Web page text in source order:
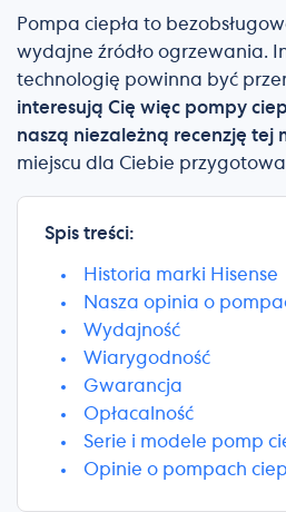
Pompa ciepła to
wydajne źródło ogrzewania.
technologię powinna być
interesują Cię więc pompy
naszą niezależną recenzję tej
miejscu dla Ciebie
Spis treści:
Historia marki Hisense
Nasza opinia o
Wydajność
Wiarygodność
Gwarancja
Opłacalność
Serie i modele pomp
Opinie o pompach